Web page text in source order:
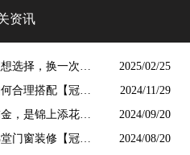
资讯
选择，换一次用
2025/02/25
合理搭配【冠墅
2024/11/29
，是锦上添花
2024/09/20
门窗装修【冠墅
2024/08/20